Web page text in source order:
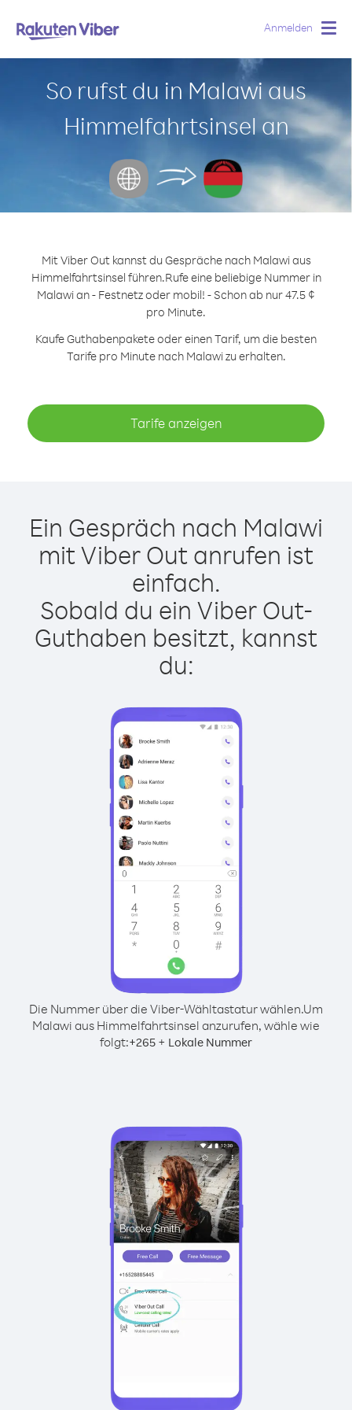
Anmelden
So rufst du in Malawi aus
Himmelfahrtsinsel an
Mit Viber Out kannst du Gespräche nach Malawi aus
Himmelfahrtsinsel führen.Rufe eine beliebige Nummer in
Malawi an - Festnetz oder mobil! - Schon ab nur 47.5 ¢
pro Minute.
Kaufe Guthabenpakete oder einen Tarif, um die besten
Tarife pro Minute nach Malawi zu erhalten.
Tarife anzeigen
Ein Gespräch nach Malawi
mit Viber Out anrufen ist
einfach.
Sobald du ein Viber Out-
Guthaben besitzt, kannst
du:
Die Nummer über die Viber-Wähltastatur wählen.Um
Malawi aus Himmelfahrtsinsel anzurufen, wähle wie
folgt:+265 + Lokale Nummer